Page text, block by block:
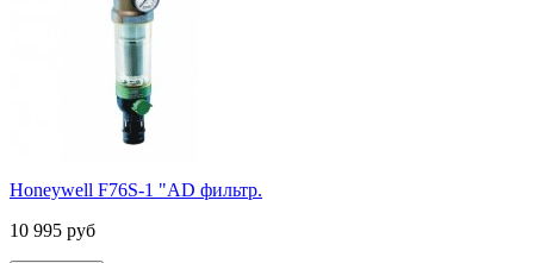
Honeywell F76S-1 "AD фильтр.
10 995 руб